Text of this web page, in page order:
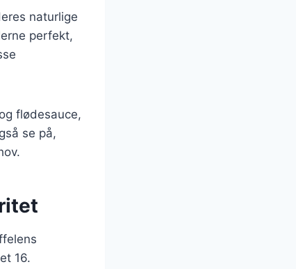
naturlige
perfekt,
flødesauce,
se på,
16.